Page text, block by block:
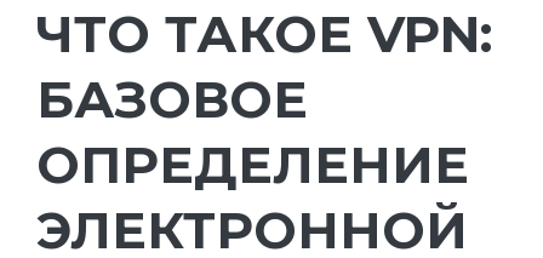
ЧТО ТАКОЕ VPN:
БАЗОВОЕ
ОПРЕДЕЛЕНИЕ
ЭЛЕКТРОННОЙ